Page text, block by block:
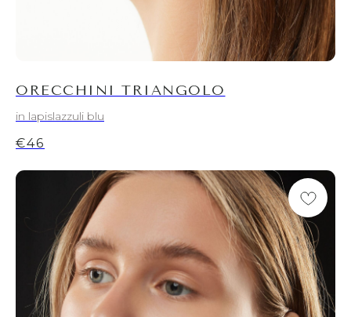
ORECCHINI TRIANGOLO
in lapislazzuli blu
€46